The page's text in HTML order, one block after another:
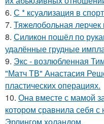
6. С * ксуализация в
7. Тяжелобольная лерчек
8. Силикон пошёл по
удалённые грудные
9. Экс - возлюбленная
"Матч ТВ" Анастасия
пластических операциях.
10. Она вместе с мамой
котором сравнила себя